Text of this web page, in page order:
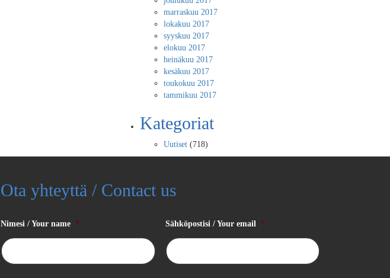
marraskuu 2017
lokakuu 2017
syyskuu 2017
elokuu 2017
heinäkuu 2017
kesäkuu 2017
toukokuu 2017
tammikuu 2017
Kategoriat
Uutiset (718)
Ota yhteyttä / Contact us
Nimesi / Your name * Sähköpostisi / Your email *